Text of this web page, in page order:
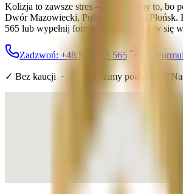
Kolizja to zawsze stres — rozumiemy to, bo
Dwór Mazowiecki, Pułtusk, Serock i
565 lub wypełnij formularz — zajmiemy się
Zadzwoń: +48 536 565 565
✓ Bez kaucji · ✓ Dowozimy pod dom w